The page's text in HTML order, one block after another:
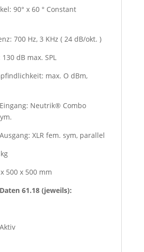
90° x 60 ° Constant
700 Hz, 3 KHz ( 24 dB/okt. )
dB max. SPL
max. O dBm,
Neutrik® Combo
XLR fem. sym, parallel
500 x 500 mm
61.18 (jeweils):